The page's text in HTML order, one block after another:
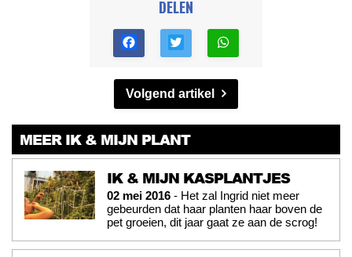
DELEN
Volgend artikel
MEER IK & MIJN PLANT
IK & MIJN KASPLANTJES
02 mei 2016 - Het zal Ingrid niet meer
gebeurden dat haar planten haar boven de
pet groeien, dit jaar gaat ze aan de scrog!